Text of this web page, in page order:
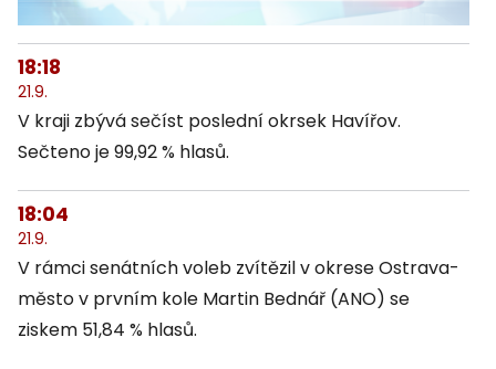
18:18
21.9.
V kraji zbývá sečíst poslední okrsek Havířov.
Sečteno je 99,92 % hlasů.
18:04
21.9.
V rámci senátních voleb zvítězil v okrese Ostrava-
město v prvním kole Martin Bednář (ANO) se
ziskem 51,84 % hlasů.